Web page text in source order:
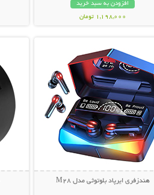
افزودن به سبد خرید
1,198,000 تومان
هندزفری ایرپاد بلوتوثی مدل M28